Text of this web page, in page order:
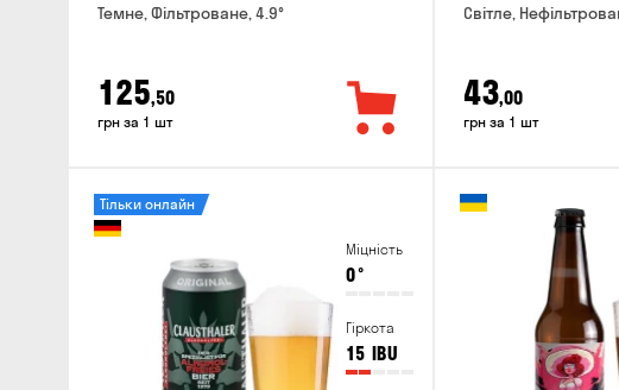
Темне, Фільтроване, 4.9°
125,50
грн за 1 шт
Світле,
43,00
грн за 1 шт
Міцність
0°
Гіркота
15 IBU
Тільки онлайн